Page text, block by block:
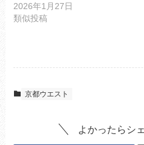
2026年1月27日
類似投稿
京都ウエスト
よかったらシ